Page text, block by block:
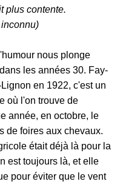
plus contente.
nous plonge
les années 30. Fay-
en 1922, c'est un
où l'on trouve de
année, en octobre, le
de foires aux chevaux.
était déjà là pour la
est toujours là, et elle
pour éviter que le vent